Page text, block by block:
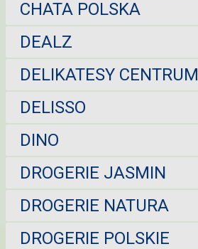
CHATA POLSKA
DEALZ
DELIKATESY CENTRUM
DELISSO
DINO
DROGERIE JASMIN
DROGERIE NATURA
DROGERIE POLSKIE